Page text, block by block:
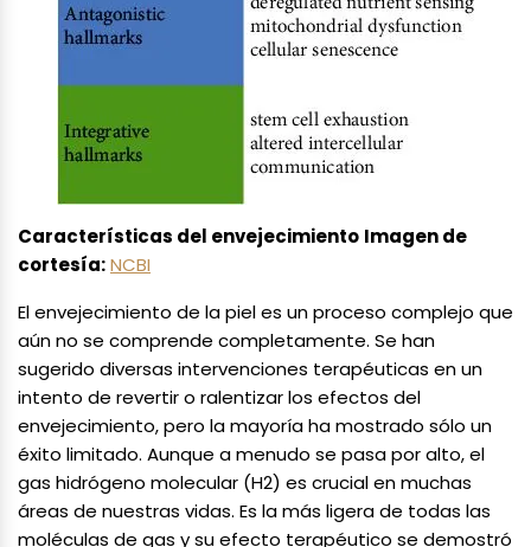
Características del envejecimiento Imagen de
cortesía:NCBI
El envejecimiento de la piel es un proceso complejo que
aún no se comprende completamente. Se han
sugerido diversas intervenciones terapéuticas en un
intento de revertir o ralentizar los efectos del
envejecimiento, pero la mayoría ha mostrado sólo un
éxito limitado. Aunque a menudo se pasa por alto, el
gas hidrógeno molecular (H2) es crucial en muchas
áreas de nuestras vidas. Es la más ligera de todas las
moléculas de gas y su efecto terapéutico se demostró